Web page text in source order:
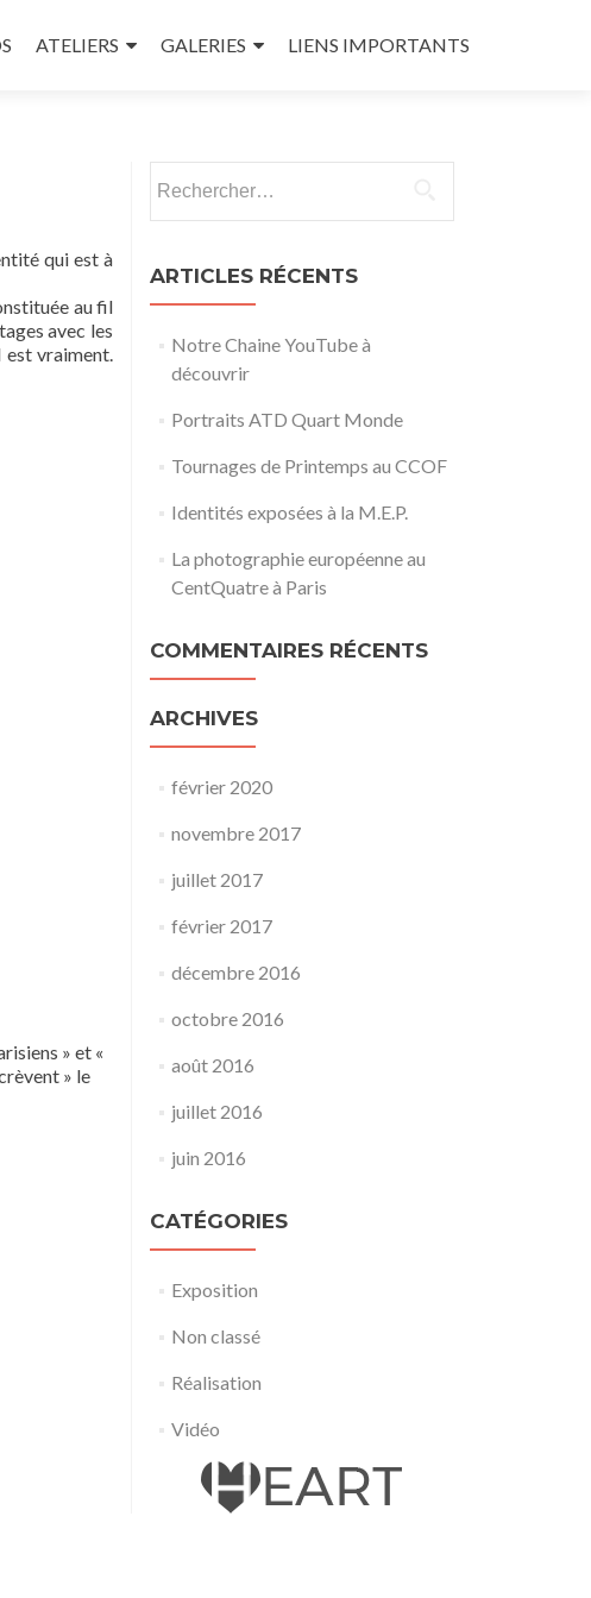
ATELIERS GALERIES LIENS IMPORTANTS
qui est à
au fil
avec les
est vraiment.
» et «
» le
ARTICLES RÉCENTS
Notre Chaine YouTube à
découvrir
Portraits ATD Quart Monde
Tournages de Printemps au CCOF
Identités exposées à la M.E.P.
La photographie européenne au
CentQuatre à Paris
COMMENTAIRES RÉCENTS
ARCHIVES
février 2020
novembre 2017
juillet 2017
février 2017
décembre 2016
octobre 2016
août 2016
juillet 2016
juin 2016
CATÉGORIES
Exposition
Non classé
Réalisation
Vidéo